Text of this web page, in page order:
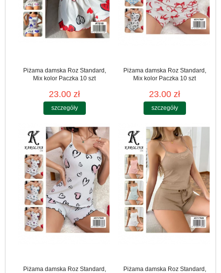
Piżama damska Roz Standard,
Mix kolor Paczka 10 szt
23.00 zł
szczegóły
Piżama damska Roz Standard,
Mix kolor Paczka 10 szt
23.00 zł
szczegóły
Piżama damska Roz Standard, Piżama damska Roz Standard,